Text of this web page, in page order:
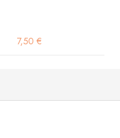
7,50 €